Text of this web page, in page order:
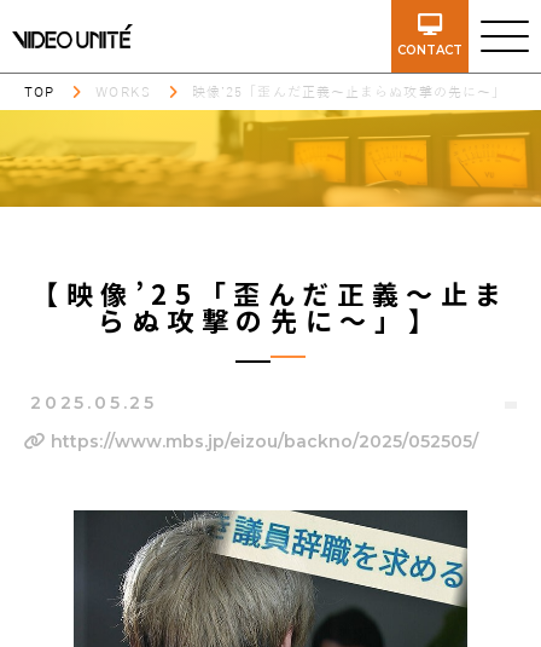
CONTACT
TOP WORKS 映像’25「歪んだ正義～止まらぬ攻撃の先に～」
【映像’25「歪んだ正義～止ま
らぬ攻撃の先に～」】
2025.05.25
https://www.mbs.jp/eizou/backno/2025/052505/